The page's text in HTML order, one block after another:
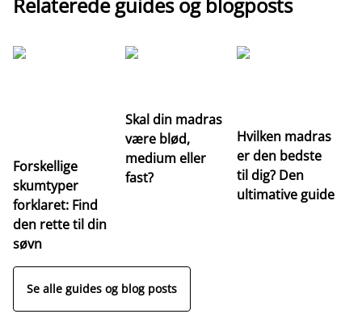
Forskellige
skumtyper
forklaret: Find
den rette til din
søvn
Skal din madras
være blød,
medium eller
fast?
Hvilken madras
er den bedste
til dig? Den
ultimative guide
Se alle guides og blog posts